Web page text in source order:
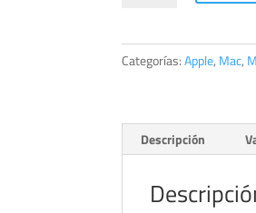
Categorías:Apple, Mac,
Descripción